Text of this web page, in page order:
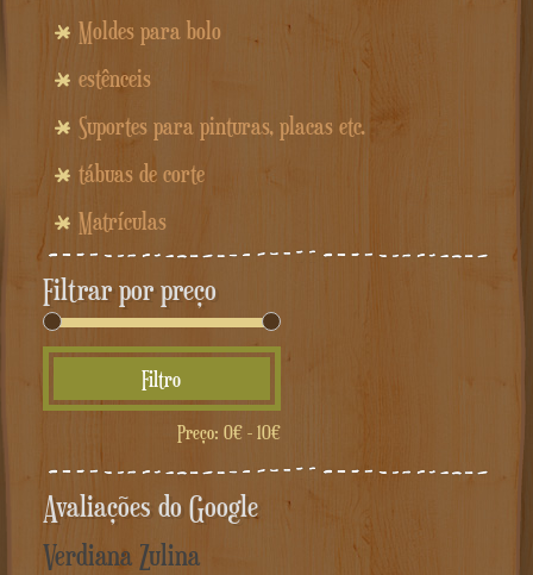
Moldes para bolo
estênceis
Suportes para pinturas, placas etc.
tábuas de corte
Matrículas
Filtrar por preço
mínimo
máximo
Filtro
Preço: 0€- 10€
Avaliações do Google
Verdiana Zulina